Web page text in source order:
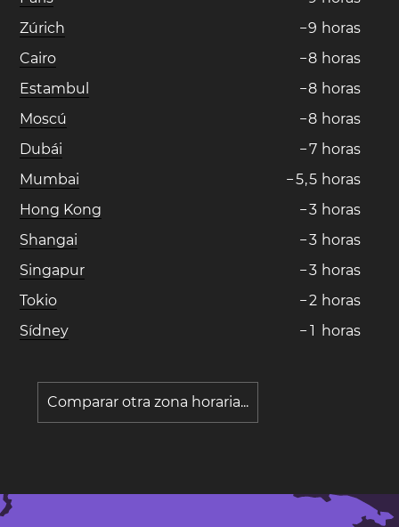
Zúrich
−9 horas
Cairo
−8 horas
Estambul
−8 horas
Moscú
−8 horas
Dubái
−7 horas
Mumbai
−5,5 horas
Hong Kong
−3 horas
Shangai
−3 horas
Singapur
−3 horas
Tokio
−2 horas
Sídney
− 1 horas
Comparar otra zona horaria...